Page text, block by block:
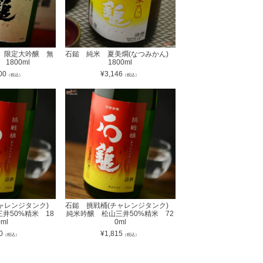
限定大吟醸 無
1800ml
（税込）
石鎚 純米 夏美燗(なつみかん)
1800ml
¥3,146 （税込）
レンジタンク)
井50%精米 18
（税込）
石鎚 挑戦桶(チャレンジタンク)
純米吟醸 松山三井50%精米 72
0ml
¥1,815 （税込）